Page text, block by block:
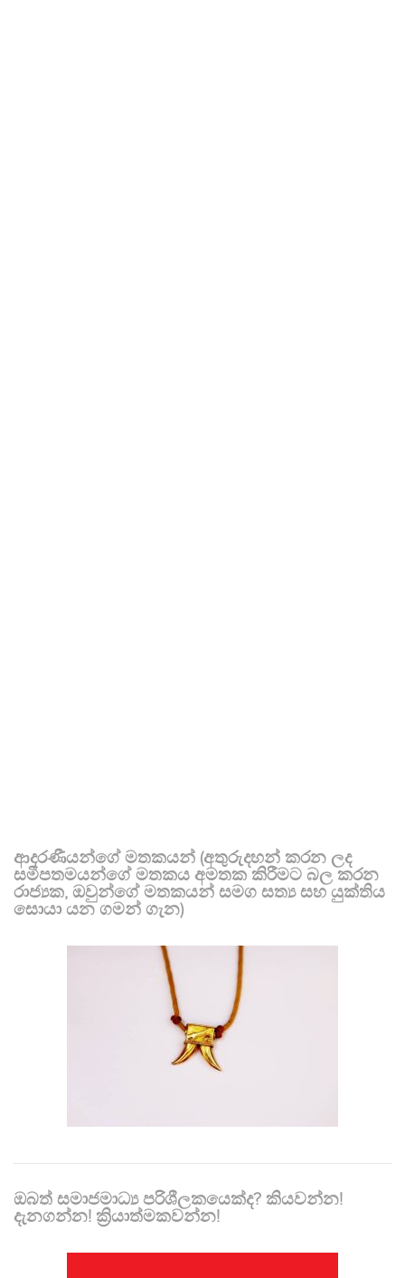
ආදරණීයන්ගේ මතකයන් (අතුරුදහන් කරන ලද
සමීපතමයන්ගේ මතකය අමතක කිරීමට බල කරන
රාජ්‍යක, ඔවුන්ගේ මතකයන් සමග සත්‍ය සහ යුක්තිය
සොයා යන ගමන් ගැන)
ඔබත් සමාජමාධ්‍ය පරිශීලකයෙක්ද? කියවන්න!
දැනගන්න! ක්‍රියාත්මකවන්න!